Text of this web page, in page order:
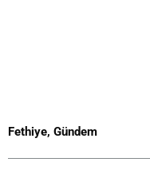
Fethiye, Gündem